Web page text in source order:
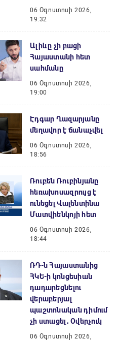
06 Օգոստոսի 2026,
19:32
Ալիևը չի բացի
Հայաստանի հետ
սահմանը
06 Օգոստոսի 2026,
19:00
Էդգար Ղազարյանը
մեղավոր է ճանաչվել
06 Օգոստոսի 2026,
18:56
Ռուբեն Ռուբինյանը
հեռախոսազրույց է
ունեցել Վալենտինա
Մատվիենկոյի հետ
06 Օգոստոսի 2026,
18:44
ՌԴ-ն Հայաստանից
ՀԿԵ-ի կոնցեսիան
դադարեցնելու
վերաբերյալ
պաշտոնական դիմում
չի ստացել․ Օվերչուկ
06 Օգոստոսի 2026,